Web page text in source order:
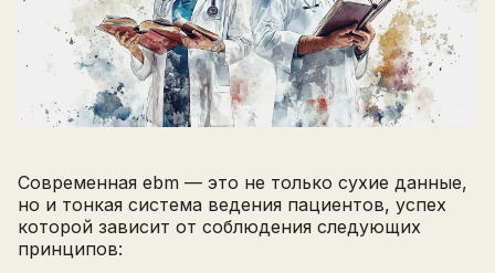
Современная ebm — это не только сухие данные,
но и тонкая система ведения пациентов, успех
которой зависит от соблюдения следующих
принципов: